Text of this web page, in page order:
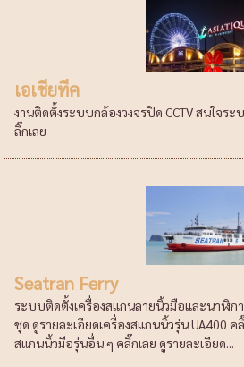
เอเชียทีค
งานติดตั้งระบบกล้องวงจรปิด CCTV สนใจร
ลิ๊กเลย
Seatran Ferry
ระบบติดตั้งเครื่องสแกนลายนิ้วมือและนาฬิกา
ชุด ดูรายละเอียดเครื่องสแกนนิ้วรุ่น UA400 ค
สแกนนิ้วมือรุ่นอื่น ๆ คลิ๊กเลย ดูรายละเอียด...